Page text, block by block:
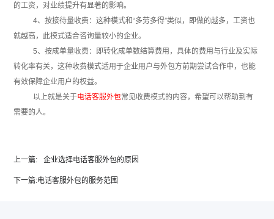
的工资，对业绩提升有显著的影响。
4、按接待量收费：这种模式和“多劳多得”类似，即做的越多，工资也
就越高，此模式适合咨询量较小的企业。
5、按成单量收费：即转化成单数结算费用，具体的费用与行业及实际
转化率有关，这种收费模式适用于企业用户与外包方前期尝试合作中，也能
有效保障企业用户的权益。
以上就是关于电话客服外包常见收费模式的内容，希望可以帮助到有
需要的人。
上一篇: 企业选择电话客服外包的原因
下一篇:电话客服外包的服务范围